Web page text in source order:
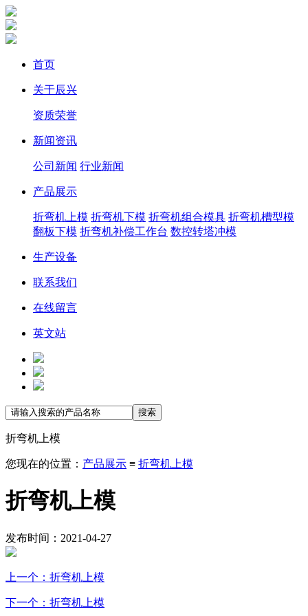
首页
关于辰兴
资质荣誉
新闻资讯
公司新闻 行业新闻
产品展示
折弯机上模 折弯机下模 折弯机组合模具 折弯机槽型模
翻板下模 折弯机补偿工作台 数控转塔冲模
生产设备
联系我们
在线留言
英文站
折弯机上模
您现在的位置： 产品展示 ≡ 折弯机上模
折弯机上模
发布时间：2021-04-27
上一个：折弯机上模
下一个：折弯机上模